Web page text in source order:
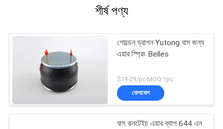
শীর্ষ পণ্য
গোল্ডেন ড্রাগন Yutong বাস জন্য
এয়ার স্প্রিং Belles
$19-29/pc MOQ:1pc
যোগাযোগ
বাস কনটেইচ এয়ার ব্যাগ 644 এন